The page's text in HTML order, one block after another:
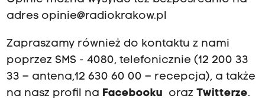
adres opinie@radiokrakow.pl
Zapraszamy również do kontaktu z nami
poprzez SMS - 4080, telefonicznie (12 200 33
33 – antena,12 630 60 00 – recepcja), a także
na nasz profil na Facebooku oraz Twitterze.